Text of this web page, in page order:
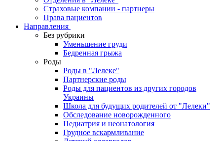
Страховые компании - партнеры
Права пациентов
Направления
Без рубрики
Уменьшение груди
Бедренная грыжа
Роды
Роды в "Лелеке"
Партнерские роды
Роды для пациентов из других городов
Украины
Школа для будущих родителей от "Лелеки"
Обследование новорожденного
Педиатрия и неонатология
Грудное вскармливание